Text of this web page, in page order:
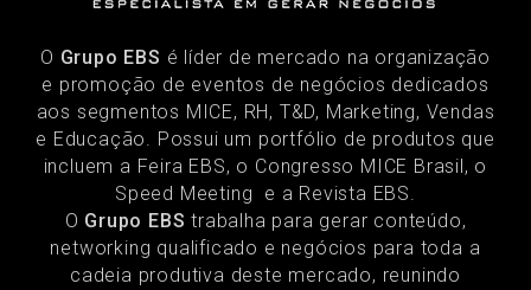
O Grupo EBS é líder de mercado na organização
e promoção de eventos de negócios dedicados
aos segmentos MICE, RH, T&D, Marketing, Vendas
e Educação. Possui um portfólio de produtos que
incluem a Feira EBS, o Congresso MICE Brasil, o
Speed Meeting e a Revista EBS.
O Grupo EBS trabalha para gerar conteúdo,
networking qualificado e negócios para toda a
cadeia produtiva deste mercado, reunindo